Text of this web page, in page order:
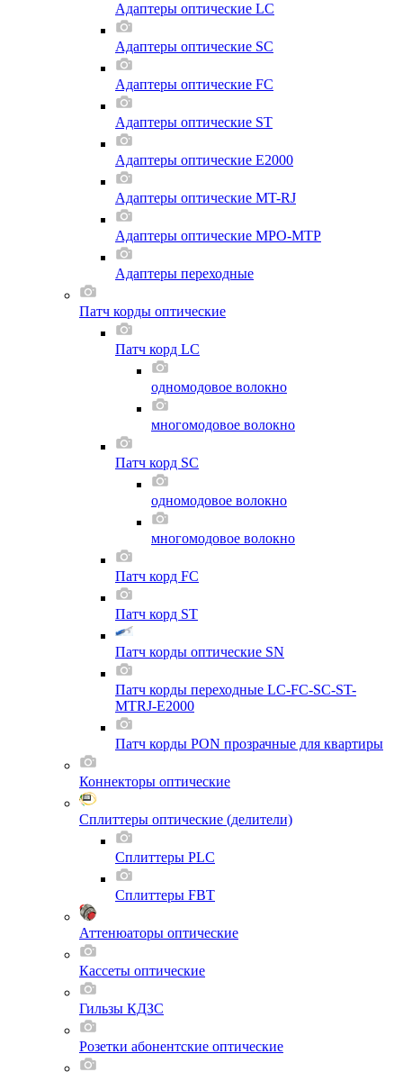
Адаптеры оптические LC
Адаптеры оптические SC
Адаптеры оптические FC
Адаптеры оптические ST
Адаптеры оптические E2000
Адаптеры оптические MT-RJ
Адаптеры оптические MPO-MTP
Адаптеры переходные
Патч корды оптические
Патч корд LC
одномодовое волокно
многомодовое волокно
Патч корд SC
одномодовое волокно
многомодовое волокно
Патч корд FC
Патч корд ST
Патч корды оптические SN
Патч корды переходные LC-FC-SC-ST-
MTRJ-E2000
Патч корды PON прозрачные для квартиры
Коннекторы оптические
Сплиттеры оптические (делители)
Сплиттеры PLC
Сплиттеры FBT
Аттенюаторы оптические
Кассеты оптические
Гильзы КДЗС
Розетки абонентские оптические